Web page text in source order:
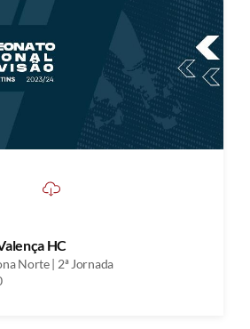
HC
Norte | 2ª Jornada